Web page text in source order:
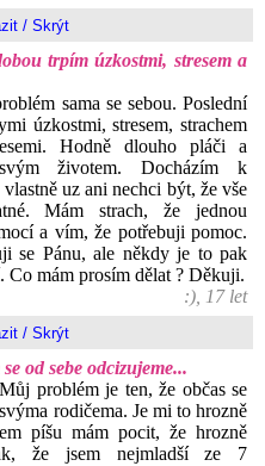
trpím úzkostmi, stresem a
sama se sebou. Poslední
úzkostmi, stresem, strachem
Hodně dlouho pláči a
životem. Docházím k
uz ani nechci být, že vše
Mám strach, že jednou
a vím, že potřebuji pomoc.
se Pánu, ale někdy je to pak
Co mám prosím dělat ? Děkuji.
:), 17 let
od sebe odcizujeme...
problém je ten, že občas se
rodičema. Je mi to hrozně
píšu mám pocit, že hrozně
že jsem nejmladší ze 7